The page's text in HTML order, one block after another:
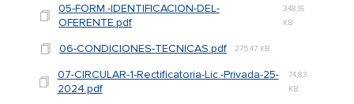
05-FORM.-IDENTIFICACION-DEL-
OFERENTE.pdf
348,16
KB
06-CONDICIONES-TECNICAS.pdf 275,47 KB
07-CIRCULAR-1-Rectificatoria-Lic.-Privada-25-
2024.pdf
74,83
KB